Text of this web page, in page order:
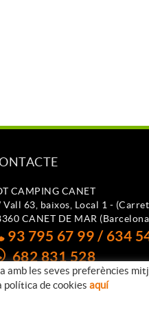
CAMPING CANET
Vall 63, baixos, Local 1 -
CANET DE MAR
93 795 67 99 / 634
682 831 528
les seves preferències
política de cookies aquí